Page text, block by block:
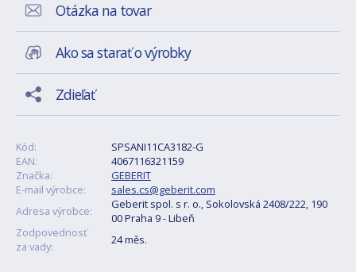
Otázka na tovar
Ako sa starať o výrobky
Zdieľať
Kód:
SPSANI11CA3182-G
EAN:
4067116321159
Značka:
GEBERIT
E-mail výrobce:
sales.cs@geberit.com
Adresa výrobce:
Geberit spol. s r. o., Sokolovská 2408/222, 190
00 Praha 9 - Libeň
Zodpovednosť
za vady:
24 měs.